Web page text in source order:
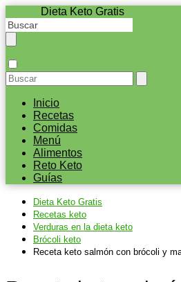
Dieta Keto Gratis
Inicio
Recetas
Comidas
Menú
Alimentos
Reto Keto
Guías
Dieta Keto Gratis
Recetas keto
Verduras en la dieta keto
Brócoli keto
Receta keto salmón con brócoli y